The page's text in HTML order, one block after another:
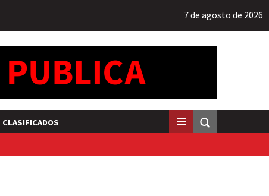
7 de agosto de 2026
CLASIFICADOS